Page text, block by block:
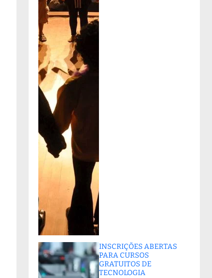
INSCRIÇÕES ABERTAS
PARA CURSOS
GRATUITOS DE
TECNOLOGIA